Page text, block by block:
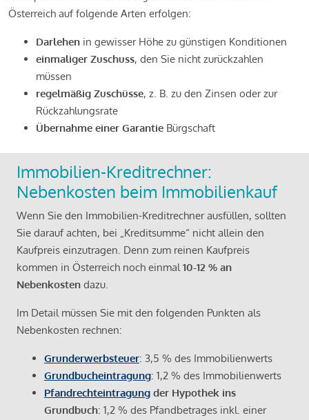
Österreich auf folgende Arten erfolgen:
Darlehen in gewisser Höhe zu günstigen Konditionen
einmaliger Zuschuss, den Sie nicht zurückzahlen
müssen
regelmäßig Zuschüsse, z. B. zu den Zinsen oder zur
Rückzahlungsrate
Übernahme einer Garantie Bürgschaft
Immobilien-Kreditrechner:
Nebenkosten beim Immobilienkauf
Wenn Sie den Immobilien-Kreditrechner ausfüllen, sollten
Sie darauf achten, bei „Kreditsumme“ nicht allein den
Kaufpreis einzutragen. Denn zum reinen Kaufpreis
kommen in Österreich noch einmal10-12 % an
Nebenkosten dazu.
Im Detail müssen Sie mit den folgenden Punkten als
Nebenkosten rechnen:
Grunderwerbsteuer: 3,5 % des Immobilienwerts
Grundbucheintragung: 1,2 % des Immobilienwerts
Pfandrechteintragung der Hypothek ins
Grundbuch: 1,2 % des Pfandbetrages inkl. einer